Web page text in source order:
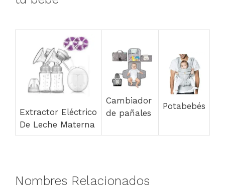
Extractor Eléctrico
De Leche Materna
Cambiador
de pañales
Potabebés
Nombres Relacionados